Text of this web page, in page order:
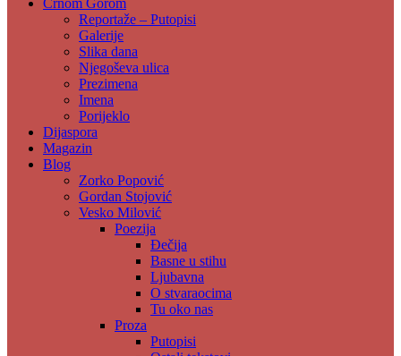
Crnom Gorom
Reportaže – Putopisi
Galerije
Slika dana
Njegoševa ulica
Prezimena
Imena
Porijeklo
Dijaspora
Magazin
Blog
Zorko Popović
Gordan Stojović
Vesko Milović
Poezija
Đečija
Basne u stihu
Ljubavna
O stvaraocima
Tu oko nas
Proza
Putopisi